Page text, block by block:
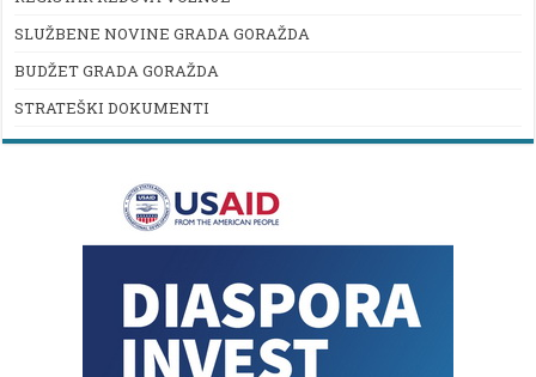
SLUŽBENE NOVINE GRADA GORAŽDA
BUDŽET GRADA GORAŽDA
STRATEŠKI DOKUMENTI